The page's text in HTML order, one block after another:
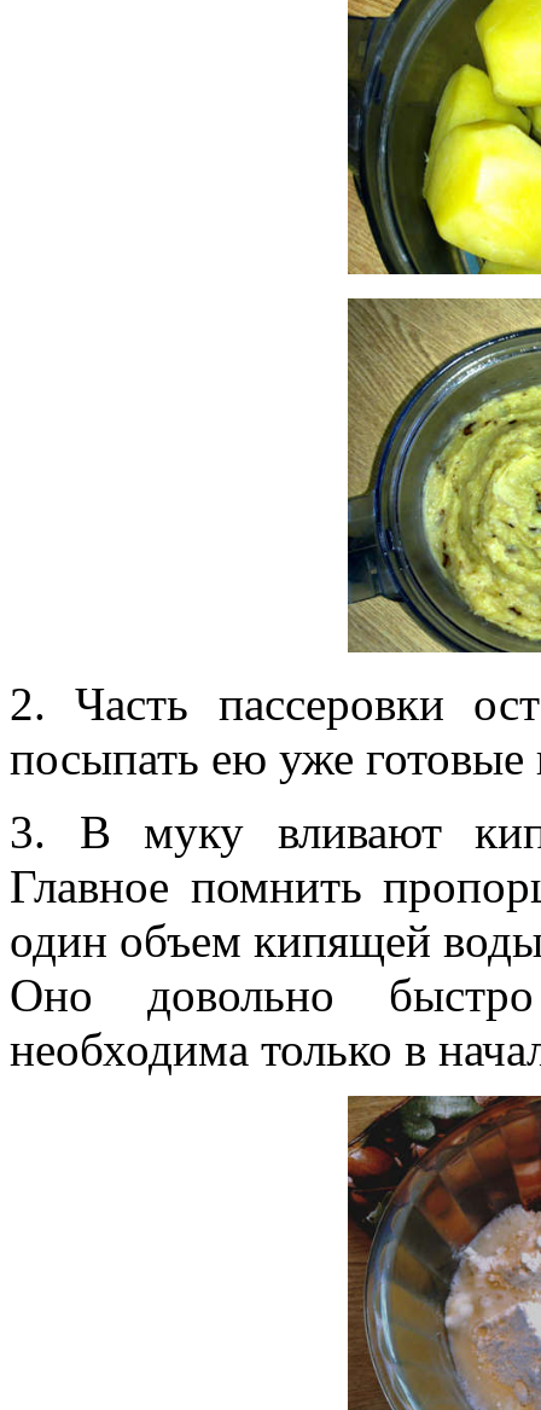
2. Часть пассеровки
посыпать ею уже готовые
3. В муку вливают
Главное помнить
один объем кипящей
Оно довольно
необходима только в